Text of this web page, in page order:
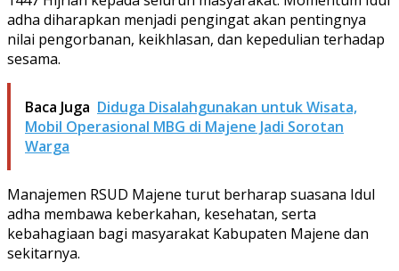
adha diharapkan menjadi pengingat akan pentingnya
nilai pengorbanan, keikhlasan, dan kepedulian terhadap
sesama.
Baca Juga Diduga Disalahgunakan untuk Wisata,
Mobil Operasional MBG di Majene Jadi Sorotan
Warga
Manajemen RSUD Majene turut berharap suasana Idul
adha membawa keberkahan, kesehatan, serta
kebahagiaan bagi masyarakat Kabupaten Majene dan
sekitarnya.